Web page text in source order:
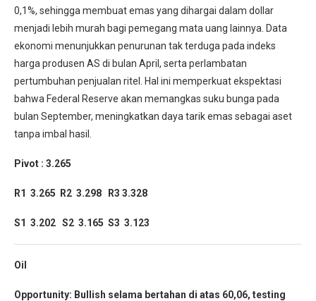
0,1%, sehingga membuat emas yang dihargai dalam dollar
menjadi lebih murah bagi pemegang mata uang lainnya. Data
ekonomi menunjukkan penurunan tak terduga pada indeks
harga produsen AS di bulan April, serta perlambatan
pertumbuhan penjualan ritel. Hal ini memperkuat ekspektasi
bahwa Federal Reserve akan memangkas suku bunga pada
bulan September, meningkatkan daya tarik emas sebagai aset
tanpa imbal hasil.
Pivot : 3.265
R1 3.265 R2 3.298 R3 3.328
S1 3.202 S2 3.165 S3 3.123
Oil
Opportunity: Bullish selama bertahan di atas 60,06, testing